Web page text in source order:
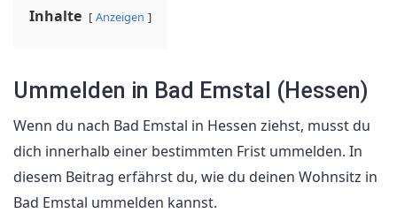
Inhalte Anzeigen
Ummelden in Bad Emstal (Hessen)
Wenn du nach Bad Emstal in Hessen ziehst, musst du
dich innerhalb einer bestimmten Frist ummelden. In
diesem Beitrag erfährst du, wie du deinen Wohnsitz in
Bad Emstal ummelden kannst.